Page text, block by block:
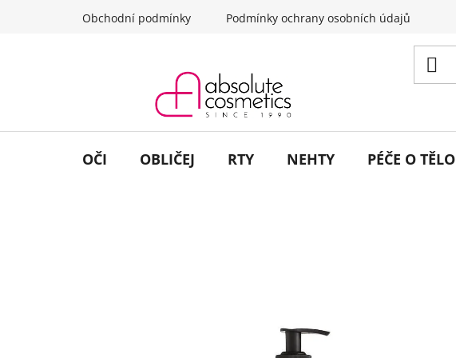
Obchodní podmínky Podmínky ochrany osobních údajů
OČI OBLIČEJ RTY NEHTY PÉČE O TĚLO